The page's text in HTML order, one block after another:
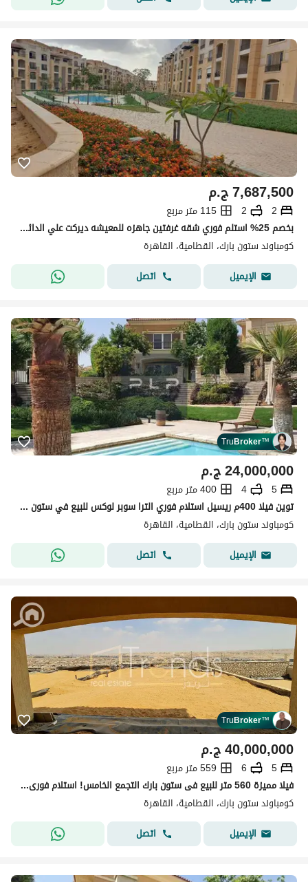
ج.م7,687,500
2
2
115 متر مربع
بخصم 25% استلم فوري شقه غرفتين جاهزه للمعيشه ديركت علي الدائري الاوسطي في مدخل التجمع الخامس و دقايق من مدينه نصر و المطار
كومباوند ستون بارك، القطامية، القاهرة
الإيميل
اتصل
TruBroker™
ج.م24,000,000
5
4
400 متر مربع
توين فيلا 400م ريسيل استلام فوري الترا سوبر لوكس للبيع في ستون بارك التجمع الخامس Stone Park New Cairo
كومباوند ستون بارك، القطامية، القاهرة
الإيميل
اتصل
TruBroker™
ج.م40,000,000
5
6
559 متر مربع
فيلا مميزة 560 متر للبيع فى ستون بارك التجمع الخامس! استلام فورى ! 4 أدوار ! تطل على فيو مفتوح
كومباوند ستون بارك، القطامية، القاهرة
الإيميل
اتصل